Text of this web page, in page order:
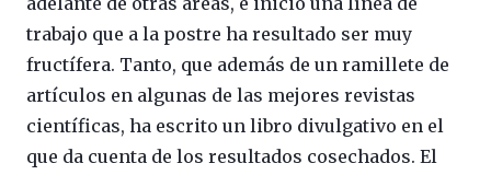
trabajo que a la postre ha resultado ser muy
fructífera. Tanto, que además de un ramillete de
artículos en algunas de las mejores revistas
científicas, ha escrito un libro divulgativo en el
que da cuenta de los resultados cosechados. El